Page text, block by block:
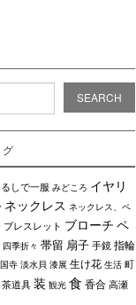
グ
るしで一服 みどころ イヤリ
ネックレス ネックレス、ペ
ブレスレット ブローチ ペ
四季折々 帯留 扇子 手鏡 指輪
寺 淡水貝 漆展 生け花 生活 町
茶道具 装 観光 食 香合 高瀬